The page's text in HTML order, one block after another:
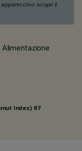
scopri il
Index) 97